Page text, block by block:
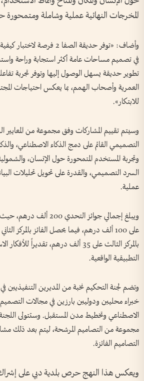
المخرجات النهائية عملية وشاملة ومتمحورة
وأضاف: «توفر حديقة الصفا 2
في تصميم مساحات عامة أكثر استجابة وراحة
تطوير حديقة يسهل الوصول إليها وتوفر تجربة
العمرية وأصحاب الهمم، بما يعكس احتياجات
للابتكار».
وسيتم تقييم المشاركات وفق مجموعة من المعايير
التصميمي القائم على دمج الذكاء الاصطناعي، والذكاء
وتجربة المستخدم المتمحورة حول الإنسان،
السرد التصميمي، والقدرة على تحويل تحليلات
عملية.
ويبلغ إجمالي جوائز التحدي
بالمركز الثالث على 35 ألف درهم، تقديراً
التطبيقية الواقعية.
وتضم لجنة التحكيم نخبة من المديرين التنفيذيين
خبراء محليين ودوليين بارزين في مجالات التصميم
الاصطناعي وتخطيط مدن المستقبل. وستتولى اللجنة
مجموعة من التصاميم المرشحة، ليتم بعد ذلك
التصاميم الفائزة.
ويعكس هذا النهج حرص بلدية دبي على